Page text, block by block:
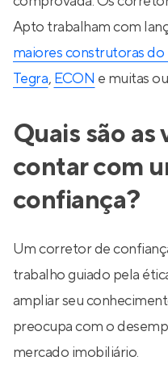
Apto trabalham com
maiores construtoras do
Tegra, ECON e muitas
Quais são
contar com
confiança?
Um corretor de
trabalho guiado pela
ampliar seu
preocupa com o
mercado imobiliário.